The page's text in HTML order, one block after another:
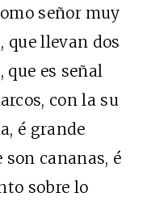
señor muy
que llevan dos
que es señal
con la su
é grande
cananas, é
sobre lo